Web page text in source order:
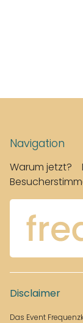
Navigation
Warum jetzt?
Disclaimer
Das Event